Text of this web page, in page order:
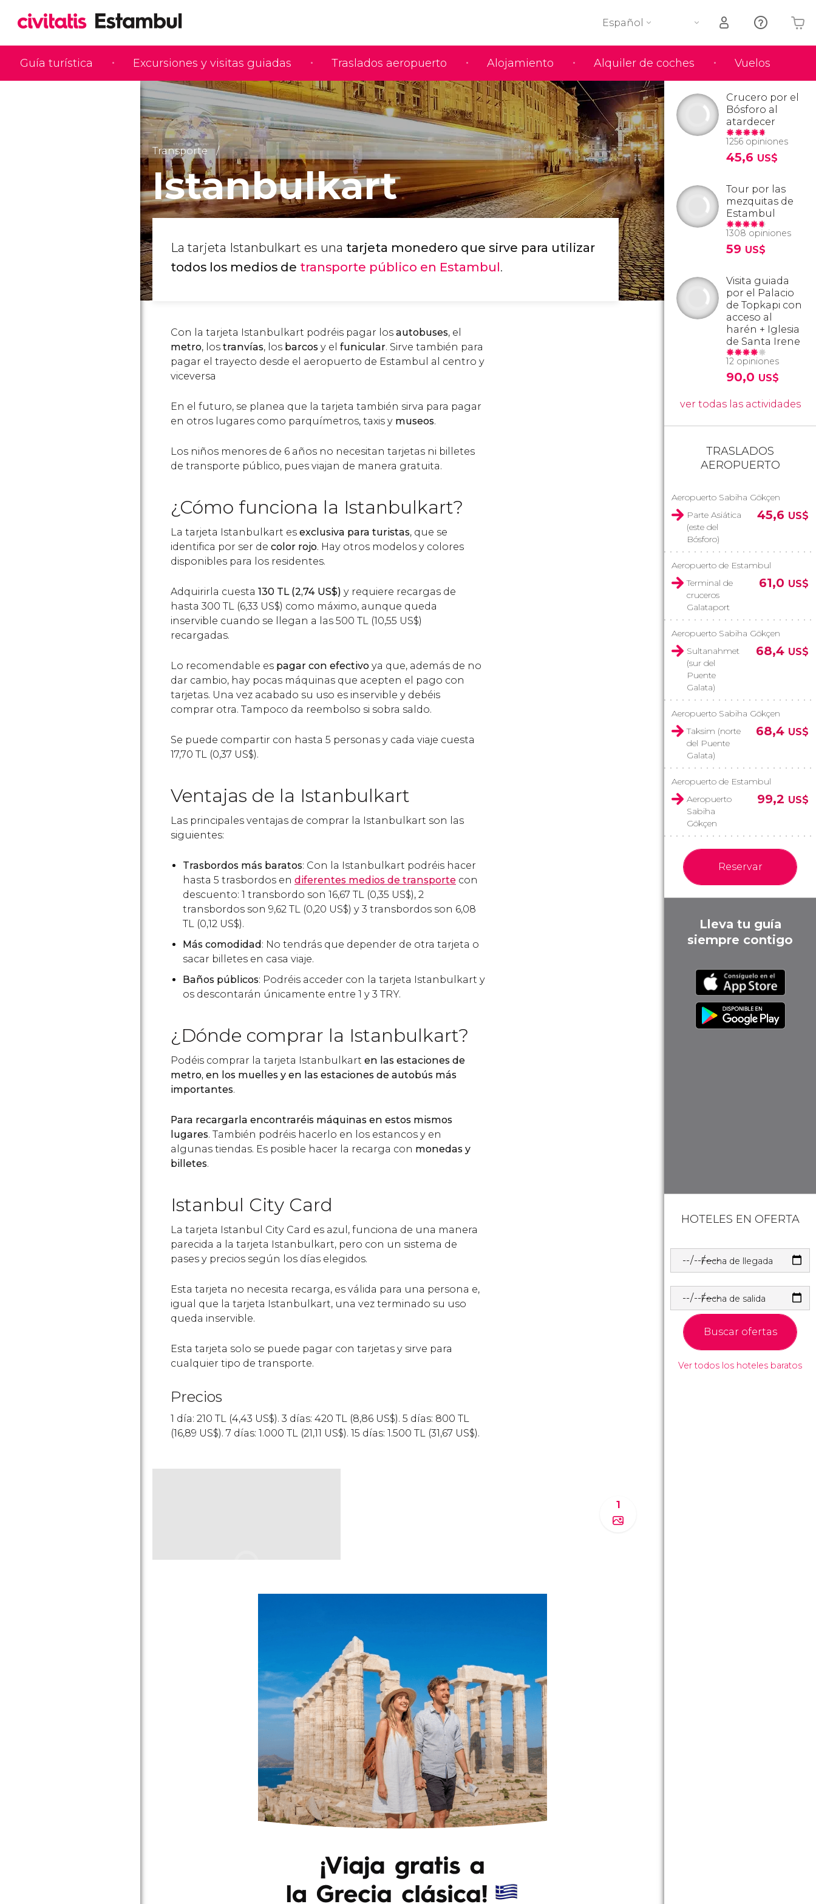
Guía turística Excursiones y visitas guiadas Traslados aeropuerto Alojamiento Alquiler de coches Vuelos
Español
Tu carrito está vacío
Transporte
Istanbulkart
La tarjeta Istanbulkart es una tarjeta monedero que sirve para utilizar
todos los medios de transporte público en Estambul.
Con la tarjeta Istanbulkart podréis pagar los autobuses, el
metro, los tranvías, los barcos y el funicular. Sirve también para
pagar el trayecto desde el aeropuerto de Estambul al centro y
viceversa
En el futuro, se planea que la tarjeta también sirva para pagar
en otros lugares como parquímetros, taxis y museos.
Los niños menores de 6 años no necesitan tarjetas ni billetes
de transporte público, pues viajan de manera gratuita.
¿Cómo funciona la Istanbulkart?
La tarjeta Istanbulkart es exclusiva para turistas, que se
identifica por ser de color rojo. Hay otros modelos y colores
disponibles para los residentes.
Adquirirla cuesta 130 TL(2,74 US$) y requiere recargas de
hasta 300 TL (6,33 US$) como máximo, aunque queda
inservible cuando se llegan a las 500 TL (10,55 US$)
recargadas.
Lo recomendable es pagar con efectivo ya que, además de no
dar cambio, hay pocas máquinas que acepten el pago con
tarjetas. Una vez acabado su uso es inservible y debéis
comprar otra. Tampoco da reembolso si sobra saldo.
Se puede compartir con hasta 5 personas y cada viaje cuesta
17,70 TL (0,37 US$).
Ventajas de la Istanbulkart
Las principales ventajas de comprar la Istanbulkart son las
siguientes:
Trasbordos más baratos: Con la Istanbulkart podréis hacer
hasta 5 trasbordos en diferentes medios de transporte con
descuento: 1 transbordo son 16,67 TL (0,35 US$), 2
transbordos son 9,62 TL (0,20 US$) y 3 transbordos son 6,08
TL (0,12 US$).
Más comodidad: No tendrás que depender de otra tarjeta o
sacar billetes en casa viaje.
Baños públicos: Podréis acceder con la tarjeta Istanbulkart y
os descontarán únicamente entre 1 y 3 TRY.
¿Dónde comprar la Istanbulkart?
Podéis comprar la tarjeta Istanbulkart en las estaciones de
metro, en los muelles y en las estaciones de autobús más
importantes.
Para recargarla encontraréis máquinas en estos mismos
lugares. También podréis hacerlo en los estancos y en
algunas tiendas. Es posible hacer la recarga con monedas y
billetes.
Istanbul City Card
La tarjeta Istanbul City Card es azul, funciona de una manera
parecida a la tarjeta Istanbulkart, pero con un sistema de
pases y precios según los días elegidos.
Esta tarjeta no necesita recarga, es válida para una persona e,
igual que la tarjeta Istanbulkart, una vez terminado su uso
queda inservible.
Esta tarjeta solo se puede pagar con tarjetas y sirve para
cualquier tipo de transporte.
Precios
1 día: 210 TL (4,43 US$). 3 días: 420 TL (8,86 US$). 5 días: 800 TL
(16,89 US$). 7 días: 1.000 TL (21,11 US$). 15 días: 1.500 TL (31,67 US$).
1
Crucero por el
Bósforo al
atardecer
1256 opiniones
45,6 US$
Tour por las
mezquitas de
Estambul
1308 opiniones
59 US$
Visita guiada
por el Palacio
de Topkapi con
acceso al
harén + Iglesia
de Santa Irene
12 opiniones
90,0 US$
ver todas las actividades
TRASLADOS
AEROPUERTO
Aeropuerto Sabiha Gökçen
Parte Asiática
(este del
Bósforo)
45,6 US$
Aeropuerto de Estambul
Terminal de
cruceros
Galataport
61,0 US$
Aeropuerto Sabiha Gökçen
Sultanahmet
(sur del
Puente
Galata)
68,4 US$
Aeropuerto Sabiha Gökçen
Taksim (norte
del Puente
Galata)
68,4 US$
Aeropuerto de Estambul
Aeropuerto
Sabiha
Gökçen
99,2 US$
Reservar
Lleva tu guía
siempre contigo
HOTELES EN OFERTA
Fecha de llegada
Fecha de salida
Buscar ofertas
Ver todos los hoteles baratos